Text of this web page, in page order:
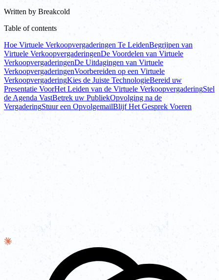
Written by Breakcold
Table of contents
Hoe Virtuele Verkoopvergaderingen Te LeidenBegrijpen van
Virtuele VerkoopvergaderingenDe Voordelen van Virtuele
VerkoopvergaderingenDe Uitdagingen van Virtuele
VerkoopvergaderingenVoorbereiden op een Virtuele
VerkoopvergaderingKies de Juiste TechnologieBereid uw
Presentatie VoorHet Leiden van de Virtuele VerkoopvergaderingStel
de Agenda VastBetrek uw PubliekOpvolging na de
VergaderingStuur een OpvolgemailBlijf Het Gesprek Voeren